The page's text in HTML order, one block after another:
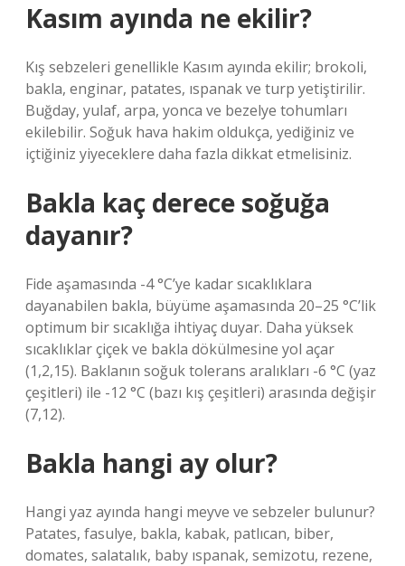
Kasım ayında ne ekilir?
Kış sebzeleri genellikle Kasım ayında ekilir; brokoli,
bakla, enginar, patates, ıspanak ve turp yetiştirilir.
Buğday, yulaf, arpa, yonca ve bezelye tohumları
ekilebilir. Soğuk hava hakim oldukça, yediğiniz ve
içtiğiniz yiyeceklere daha fazla dikkat etmelisiniz.
Bakla kaç derece soğuğa
dayanır?
Fide aşamasında -4 °C’ye kadar sıcaklıklara
dayanabilen bakla, büyüme aşamasında 20–25 °C’lik
optimum bir sıcaklığa ihtiyaç duyar. Daha yüksek
sıcaklıklar çiçek ve bakla dökülmesine yol açar
(1,2,15). Baklanın soğuk tolerans aralıkları -6 °C (yaz
çeşitleri) ile -12 °C (bazı kış çeşitleri) arasında değişir
(7,12).
Bakla hangi ay olur?
Hangi yaz ayında hangi meyve ve sebzeler bulunur?
Patates, fasulye, bakla, kabak, patlıcan, biber,
domates, salatalık, baby ıspanak, semizotu, rezene,